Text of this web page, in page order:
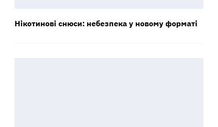
Нікотинові снюси: небезпека у новому форматі